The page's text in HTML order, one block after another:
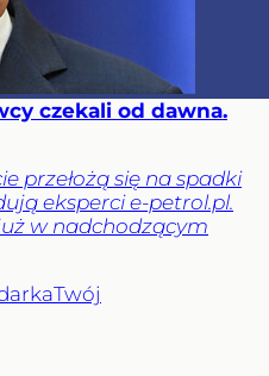
czekali od dawna.
przełożą się na spadki
eksperci e-petrol.pl.
w nadchodzącym
Twój